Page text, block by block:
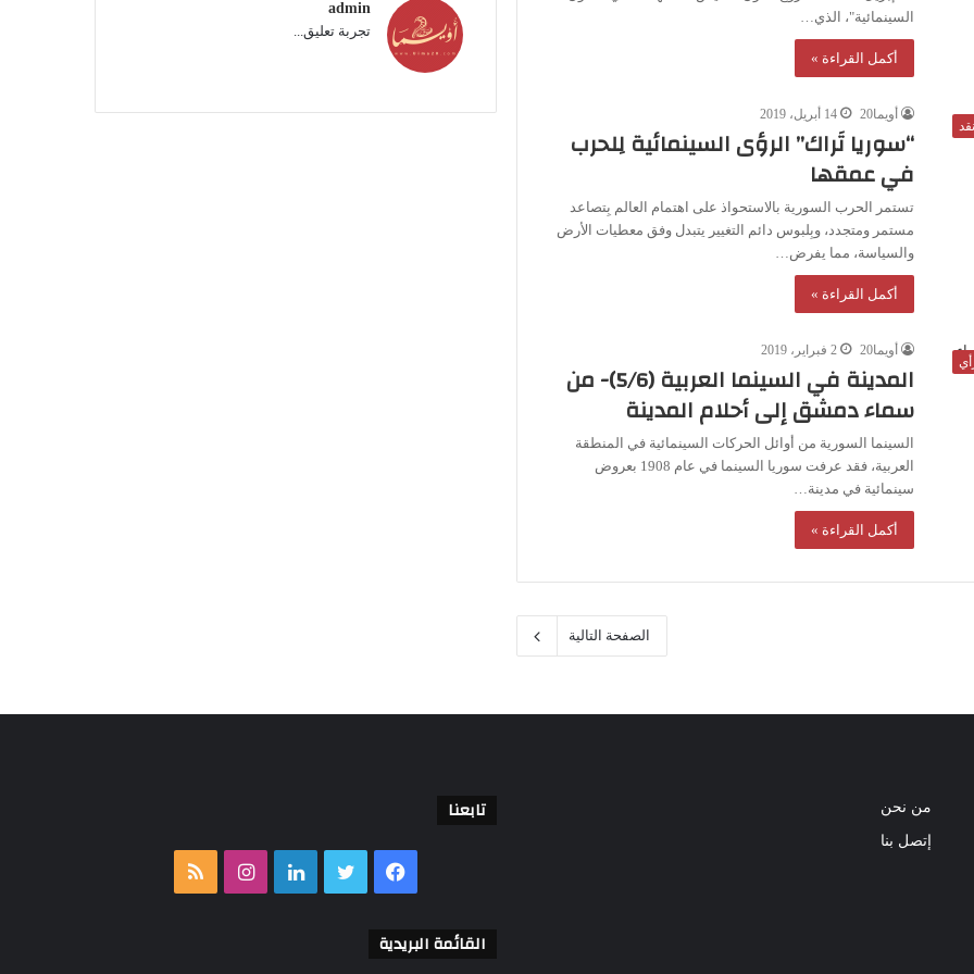
السينمائية"، الذي…
أكمل القراءة »
نقد
أويما20 14 أبريل، 2019
“سوريا تَراك” الرؤى السينمائية لِلحرب
في عمقها
تستمر الحرب السورية بالاستحواذ على اهتمام العالم بِتصاعد
مستمر ومتجدد، وبِلبوس دائم التغيير يتبدل وفق معطيات الأرض
والسياسة، مما يفرض…
أكمل القراءة »
أويما20 2 فبراير، 2019
المدينة في السينما العربية (5/6)- من
سماء دمشق إلى أحلام المدينة
السينما السورية من أوائل الحركات السينمائية في المنطقة
العربية، فقد عرفت سوريا السينما في عام 1908 بعروض
سينمائية في مدينة…
أكمل القراءة »
الصفحة التالية
admin
تجربة تعليق...
من نحن
إتصل بنا
تابعنا
فيسبوك تويتر لينكدإن انستقرامملخص
القائمة البريدية